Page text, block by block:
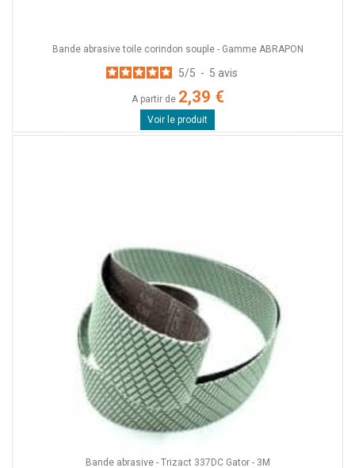
Bande abrasive toile corindon souple - Gamme ABRAPON
5/5 - 5 avis
A partir de 2,39 €
Voir le produit
Bande abrasive - Trizact 337DC Gator - 3M